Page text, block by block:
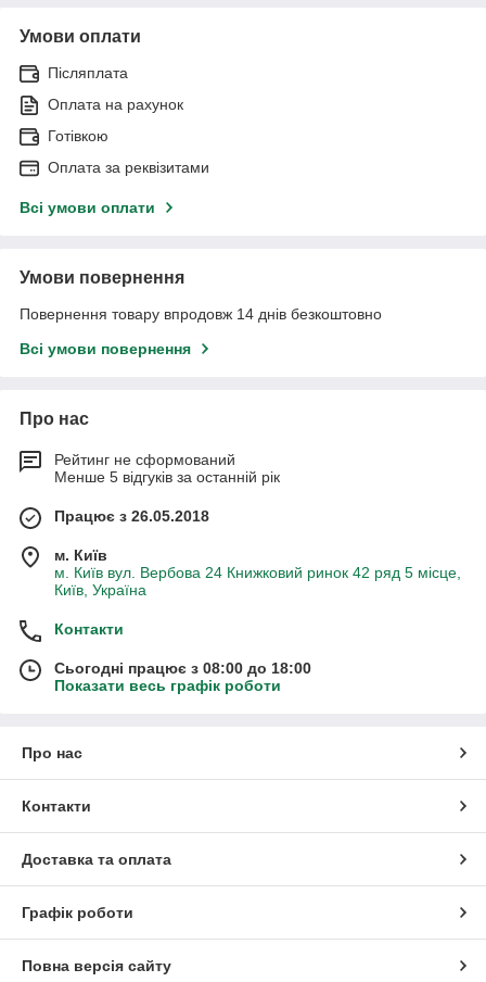
Умови оплати
Післяплата
Оплата на рахунок
Готівкою
Оплата за реквізитами
Всі умови оплати
Умови повернення
Повернення товару впродовж 14 днів безкоштовно
Всі умови повернення
Про нас
Рейтинг не сформований
Менше 5 відгуків за останній рік
Працює з 26.05.2018
м. Київ
м. Київ вул. Вербова 24 Книжковий ринок 42 ряд 5 місце,
Київ, Україна
Контакти
Сьогодні працює з 08:00 до 18:00
Показати весь графік роботи
Про нас
Контакти
Доставка та оплата
Графік роботи
Повна версія сайту